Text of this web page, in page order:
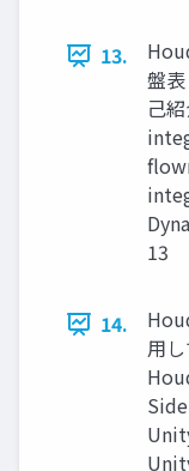
13.
盤
己
13
14.
用